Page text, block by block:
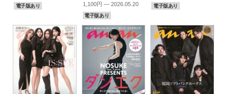
電子版あり 1,100円 — 2026.05.20
電子版あり
電子版あり